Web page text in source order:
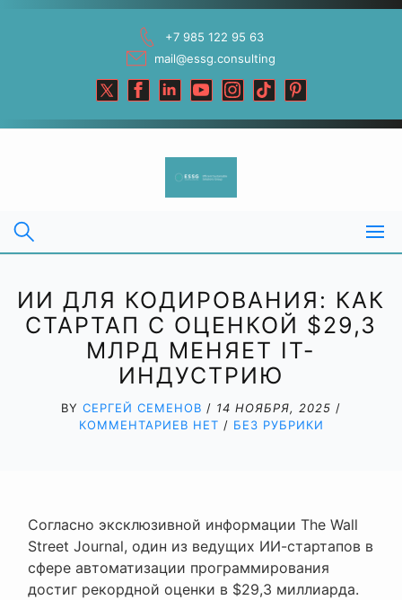
+7 985 122 95 63
mail@essg.consulting
ИИ ДЛЯ КОДИРОВАНИЯ: КАК
СТАРТАП С ОЦЕНКОЙ $29,3
МЛРД МЕНЯЕТ IT-
ИНДУСТРИЮ
BY СЕРГЕЙ СЕМЕНОВ / 14 НОЯБРЯ, 2025 /
КОММЕНТАРИЕВ НЕТ / БЕЗ РУБРИКИ
Согласно эксклюзивной информации The Wall
Street Journal, один из ведущих ИИ-стартапов в
сфере автоматизации программирования
достиг рекордной оценки в $29,3 миллиарда.